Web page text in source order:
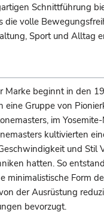
Schnittführung
die volle
Sport und Alltag
Marke beginnt in den
eine Gruppe von
im
kultivierten
und Stil
hatten. So
minimalistische Form
der Ausrüstung
bevorzugt.